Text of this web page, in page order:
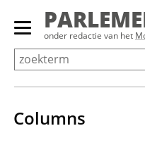
Overslaan
Primair
menu
tonen/verbergen
onder redactie van het
Columns